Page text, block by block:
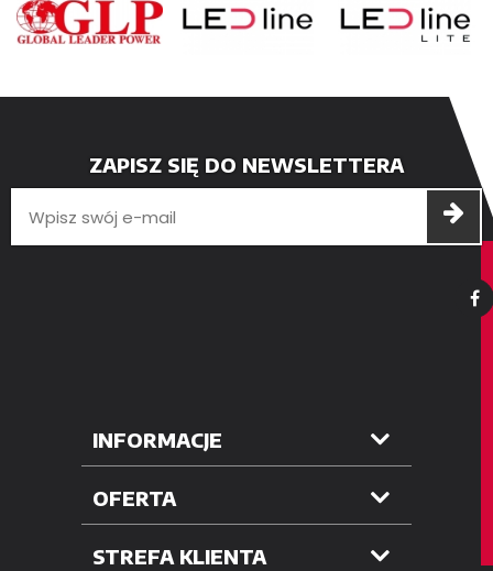
ZAPISZ SIĘ DO NEWSLETTERA
INFORMACJE
OFERTA
STREFA KLIENTA